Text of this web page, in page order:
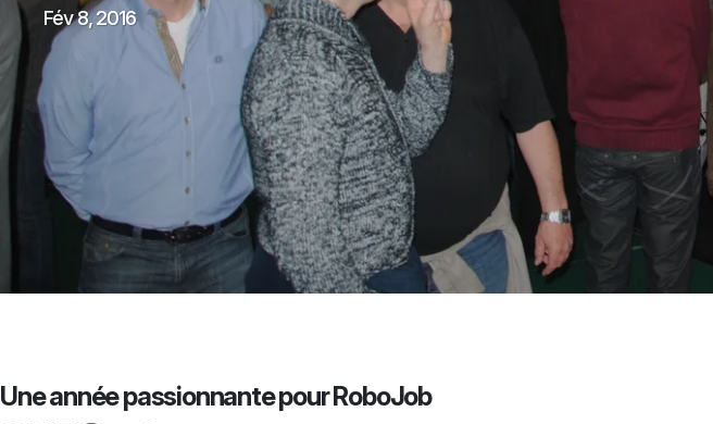
Fév 8, 2016
Une année passionnante pour RoboJob